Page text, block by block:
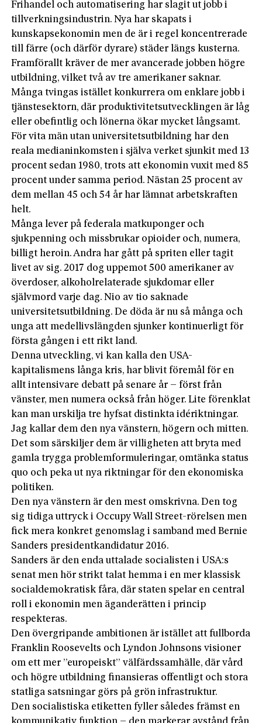
Frihandel och automatisering har slagit ut jobb i
tillverkningsindustrin. Nya har skapats i
kunskapsekonomin men de är i regel koncentrerade
till färre (och därför dyrare) städer längs kusterna.
Framförallt kräver de mer avancerade jobben högre
utbildning, vilket två av tre amerikaner saknar.
Många tvingas istället konkurrera om enklare jobb i
tjänstesektorn, där produktivitetsutvecklingen är låg
eller obefintlig och lönerna ökar mycket långsamt.
För vita män utan universitetsutbildning har den
reala medianinkomsten i själva verket sjunkit med 13
procent sedan 1980, trots att ekonomin vuxit med 85
procent under samma period. Nästan 25 procent av
dem mellan 45 och 54 år har lämnat arbetskraften
helt.
Många lever på federala matkuponger och
sjukpenning och missbrukar opioider och, numera,
billigt heroin. Andra har gått på spriten eller tagit
livet av sig. 2017 dog uppemot 500 amerikaner av
överdoser, alkoholrelaterade sjukdomar eller
självmord varje dag. Nio av tio saknade
universitetsutbildning. De döda är nu så många och
unga att medellivslängden sjunker kontinuerligt för
första gången i ett rikt land.
Denna utveckling, vi kan kalla den USA-
kapitalismens långa kris, har blivit föremål för en
allt intensivare debatt på senare år – först från
vänster, men numera också från höger. Lite förenklat
kan man urskilja tre hyfsat distinkta idériktningar.
Jag kallar dem den nya vänstern, högern och mitten.
Det som särskiljer dem är villigheten att bryta med
gamla trygga problemformuleringar, omtänka status
quo och peka ut nya riktningar för den ekonomiska
politiken.
Den nya vänstern är den mest omskrivna. Den tog
sig tidiga uttryck i Occupy Wall Street-rörelsen men
fick mera konkret genomslag i samband med Bernie
Sanders presidentkandidatur 2016.
Sanders är den enda uttalade socialisten i USA:s
senat men hör strikt talat hemma i en mer klassisk
socialdemokratisk fåra, där staten spelar en central
roll i ekonomin men äganderätten i princip
respekteras.
Den övergripande ambitionen är istället att fullborda
Franklin Roosevelts och Lyndon Johnsons visioner
om ett mer ”europeiskt” välfärdssamhälle, där vård
och högre utbildning finansieras offentligt och stora
statliga satsningar görs på grön infrastruktur.
Den socialistiska etiketten fyller således främst en